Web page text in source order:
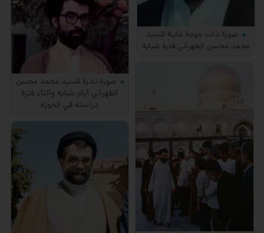
صورة ذات جودة عالية للسيد
محمد محسن الطهراني فترة شبابه
صورة نادرة للسيد محمد محسن
الطهراني أيام شبابه وأثناء فترة
دراسته في الحوزة